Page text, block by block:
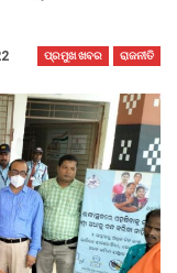
ପ୍ରମୁଖ ଖବର ରାଜନୀତି